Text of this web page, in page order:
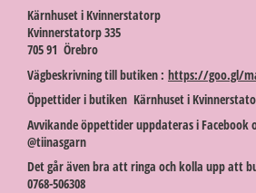
Kärnhuset i Kvinnerstatorp
Kvinnerstatorp 335
705 91 Örebro
Vägbeskrivning till butiken : https://goo.gl/
Öppettider i butiken Kärnhuset i
Avvikande öppettider uppdateras i Facebook
@tiinasgarn
Det går även bra att ringa och kolla upp att
0768-506308